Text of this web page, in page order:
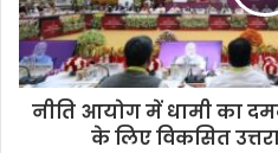
नीति आयोग में धामी का
के लिए विकसित